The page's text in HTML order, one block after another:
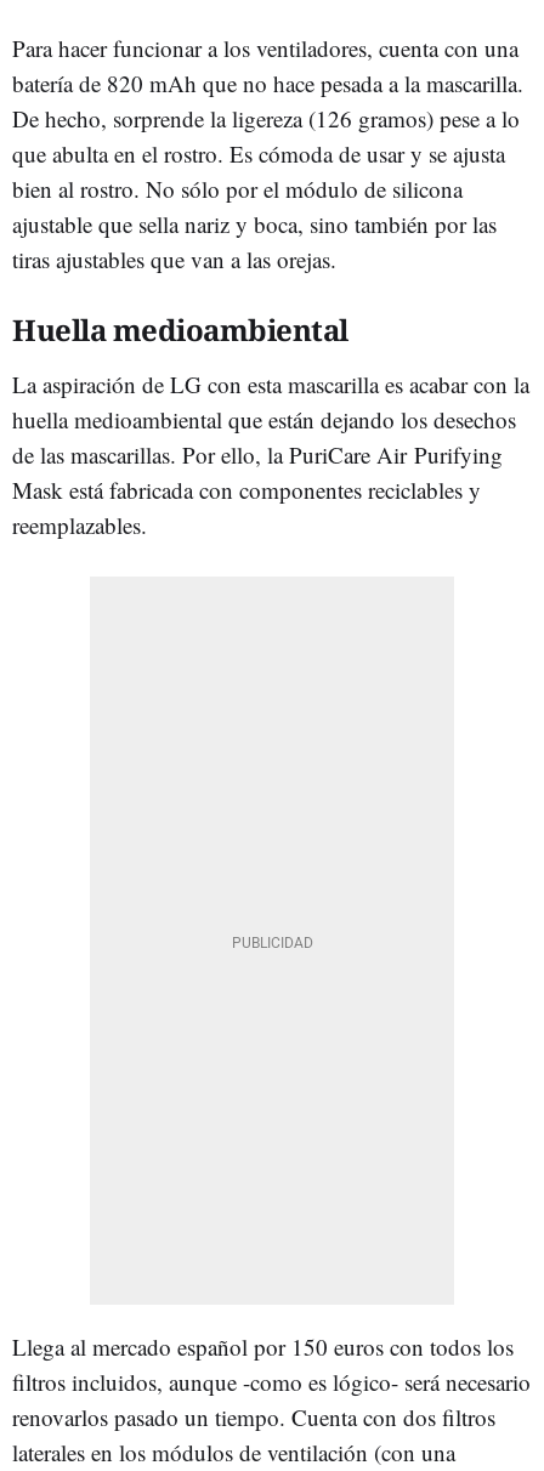
Para hacer funcionar a los ventiladores, cuenta con una
batería de 820 mAh que no hace pesada a la mascarilla.
De hecho, sorprende la ligereza (126 gramos) pese a lo
que abulta en el rostro. Es cómoda de usar y se ajusta
bien al rostro. No sólo por el módulo de silicona
ajustable que sella nariz y boca, sino también por las
tiras ajustables que van a las orejas.
Huella medioambiental
La aspiración de LG con esta mascarilla es acabar con la
huella medioambiental que están dejando los desechos
de las mascarillas. Por ello, la PuriCare Air Purifying
Mask está fabricada con componentes reciclables y
reemplazables.
Llega al mercado español por 150 euros con todos los
filtros incluidos, aunque -como es lógico- será necesario
renovarlos pasado un tiempo. Cuenta con dos filtros
laterales en los módulos de ventilación (con una